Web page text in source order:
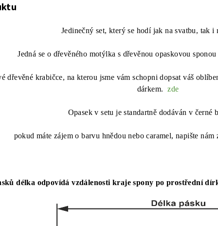
Jedinečný set, který se hodí jak na svatbu, tak i
Jedná se o dřevěného motýlka s dřevěnou opaskovou
dřevěné krabičce, na kterou jsme vám schopni dopsat váš
dárkem.zde
Opasek v setu je standartně dodáván v černé
pokud máte zájem o barvu hnědou nebo caramel, napište
délka odpovídá vzdálenosti kraje spony po prostřední